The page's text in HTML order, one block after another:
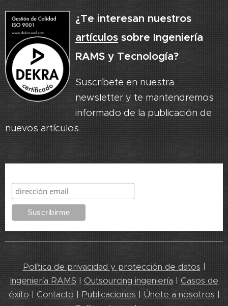
¿Te interesan nuestros
artículossobre Ingeniería
RAMS y Tecnología?
Suscríbete en nuestra
newsletter y te mantendremos
informado de la publicación de
nuevos artículos.
Política de privacidad y protección de datos |
Ingeniería RAMS | Outsourcing ingeniería | Casos de
éxito | Contacto | Publicaciones | Únete a nosotros |